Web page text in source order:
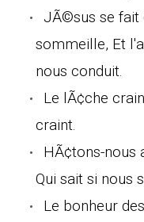
JÃ©sus se fait
sommeille, Et
nous conduit.
Le lÃ¢che
craint.
HÃ¢tons-nous
Qui sait si nous
Le bonheur